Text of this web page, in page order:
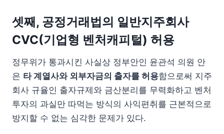
셋째, 공정거래법의 일반지주회사
CVC(기업형 벤처캐피털) 허용
정무위가 통과시킨 사실상 정부안인 윤관석 의원 안
은 타 계열사와 외부자금의 출자를 허용함으로써 지주
회사 규율인 출자규제와 금산분리를 무력화하고 벤처
투자의 과실만 따먹는 방식의 사익편취를 근본적으로
방지할 수 없는 심각한 문제가 있다.